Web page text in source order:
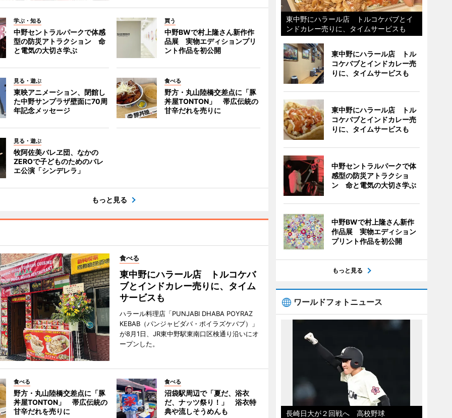
学ぶ・知る
中野セントラルパークで体感
型の防災アトラクション 命
と電気の大切さ学ぶ
買う
中野BWで村上隆さん新作作
品展 実物エディションプリ
ント作品を初公開
見る・遊ぶ
東映アニメーション、閉館し
た中野サンプラザ壁面に70周
年記念メッセージ
食べる
野方・丸山陸橋交差点に「豚
丼屋TONTON」 帯広伝統の
甘辛だれを売りに
見る・遊ぶ
牧阿佐美バレヱ団、なかの
ZEROで子どものためのバレ
エ公演「シンデレラ」
もっと見る
食べる
東中野にハラール店 トルコケバ
ブとインドカレー売りに、タイム
サービスも
ハラール料理店「PUNJABI DHABA POYRAZ
KEBAB（パンジャビダバ・ポイラズケバブ）」
が8月1日、JR東中野駅東南口区検通り沿いにオ
ープンした。
食べる
野方・丸山陸橋交差点に「豚
丼屋TONTON」 帯広伝統の
甘辛だれを売りに
食べる
沼袋駅周辺で「夏だ、浴衣
だ、ナッツ祭り！」 浴衣特
典や流しそうめんも
東中野にハラール店 トルコケバブとイ
ンドカレー売りに、タイムサービスも
東中野にハラール店 トル
コケバブとインドカレー売
りに、タイムサービスも
東中野にハラール店 トル
コケバブとインドカレー売
りに、タイムサービスも
中野セントラルパークで体
感型の防災アトラクショ
ン 命と電気の大切さ学ぶ
中野BWで村上隆さん新作
作品展 実物エディション
プリント作品を初公開
もっと見る
ワールドフォトニュース
長崎日大が２回戦へ 高校野球